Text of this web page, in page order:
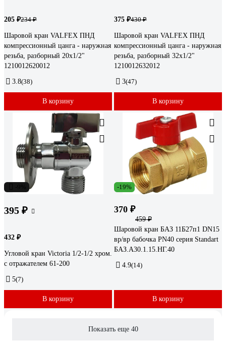
205 ₽234 ₽
Шаровой кран VALFEX ПНД
компрессионный цанга - наружная
резьба, разборный 20x1/2"
1210012620012
3.8(38)
В корзину
375 ₽430 ₽
Шаровой кран VALFEX ПНД
компрессионный цанга - наружная
резьба, разборный 32x1/2"
1210012632012
3(47)
В корзину
395 ₽
432 ₽
Угловой кран Victoria 1/2-1/2 хром.
с отражателем 61-200
5(7)
В корзину
-19%
370 ₽
459 ₽
Шаровой кран БАЗ 11Б27п1 DN15
вр/вр бабочка PN40 серия Standart
БАЗ.А30.1.15.НГ.40
4.9(14)
В корзину
Показать еще 40